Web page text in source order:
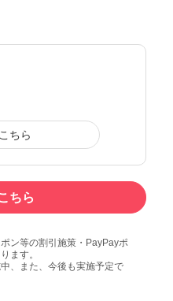
ちら
ちら
ン等の割引施策・PayPayポ
ます。
、また、今後も実施予定で